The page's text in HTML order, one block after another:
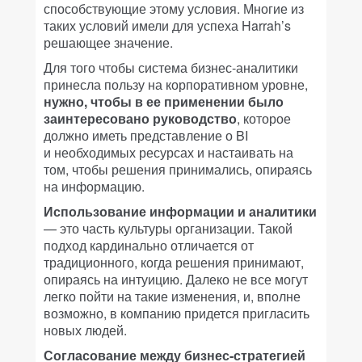
способствующие этому условия. Многие из
таких условий имели для успеха Harrah’s
решающее значение.
Для того чтобы система бизнес-аналитики
принесла пользу на корпоративном уровне,
нужно, чтобы в ее применении было
заинтересовано руководство, которое
должно иметь представление о BI
и необходимых ресурсах и настаивать на
том, чтобы решения принимались, опираясь
на информацию.
Использование информации и аналитики
— это часть культуры организации. Такой
подход кардинально отличается от
традиционного, когда решения принимают,
опираясь на интуицию. Далеко не все могут
легко пойти на такие изменения, и, вполне
возможно, в компанию придется пригласить
новых людей.
Согласование между бизнес-стратегией